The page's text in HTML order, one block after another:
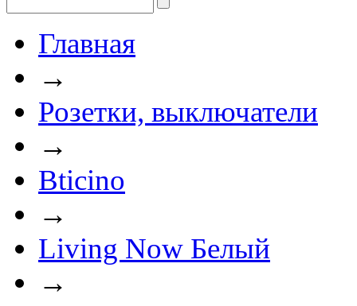
Главная
→
Розетки, выключатели
→
Bticino
→
Living Now Белый
→